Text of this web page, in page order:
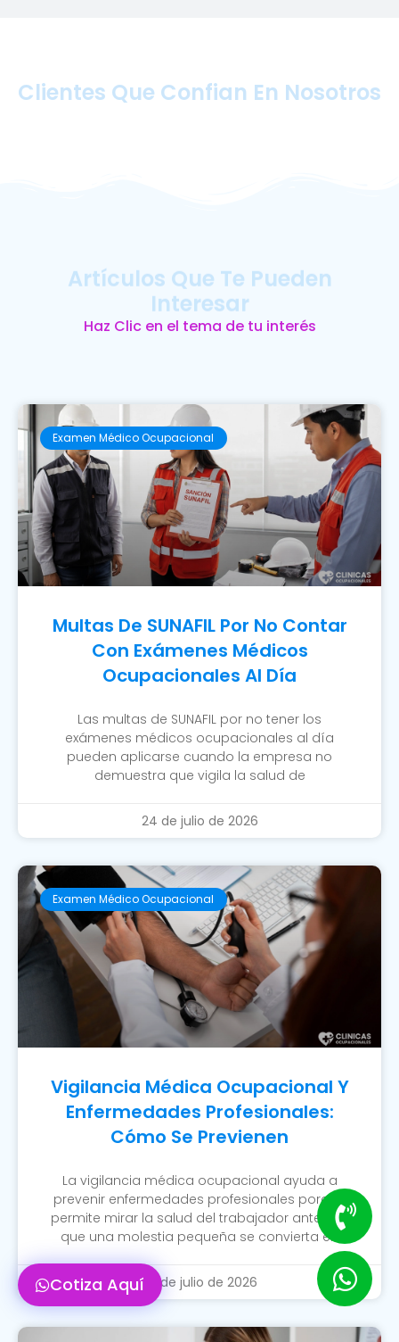
Clientes Que Confian En Nosotros
Artículos Que Te Pueden
Interesar
Haz Clic en el tema de tu interés
Examen Médico Ocupacional
Multas De SUNAFIL Por No Contar
Con Exámenes Médicos
Ocupacionales Al Día
Las multas de SUNAFIL por no tener los
exámenes médicos ocupacionales al día
pueden aplicarse cuando la empresa no
demuestra que vigila la salud de
24 de julio de 2026
Examen Médico Ocupacional
Vigilancia Médica Ocupacional Y
Enfermedades Profesionales:
Cómo Se Previenen
La vigilancia médica ocupacional ayuda a
prevenir enfermedades profesionales porque
permite mirar la salud del trabajador antes de
que una molestia pequeña se convierta en
20 de julio de 2026
Cotiza Aquí